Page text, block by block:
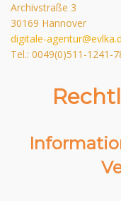
Archivstraße 3
30169 Hannover
digitale-
Tel.: 0049(0)511-1241-